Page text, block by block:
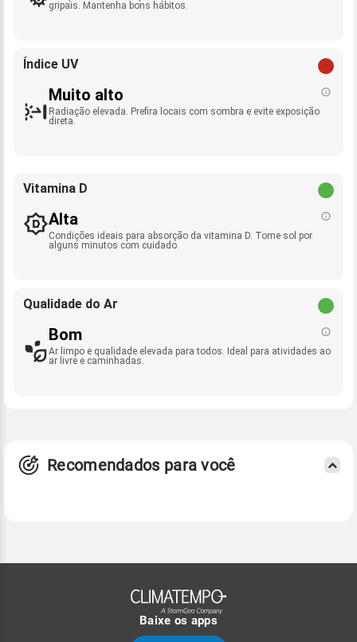
gripais. Mantenha bons hábitos.
Índice UV
Muito alto
Radiação elevada. Prefira locais com sombra e evite exposição
direta.
Vitamina D
Alta
Condições ideais para absorção da vitamina D. Tome sol por
alguns minutos com cuidado.
Qualidade do Ar
Bom
Ar limpo e qualidade elevada para todos. Ideal para atividades ao
ar livre e caminhadas.
Recomendados para você
Baixe os apps